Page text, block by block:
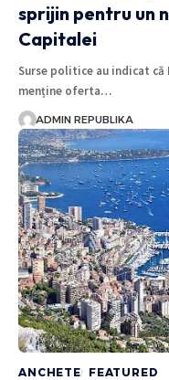
sprijin pentru un
Capitalei
Surse politice au indicat
menține oferta…
ADMIN REPUBLIKA
ANCHETE FEATURED